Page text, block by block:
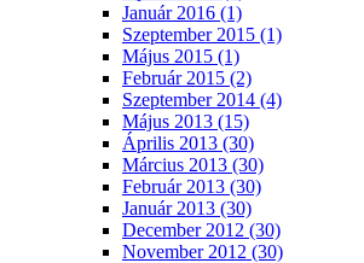
Január 2016 (1)
Szeptember 2015 (1)
Május 2015 (1)
Február 2015 (2)
Szeptember 2014 (4)
Május 2013 (15)
Április 2013 (30)
Március 2013 (30)
Február 2013 (30)
Január 2013 (30)
December 2012 (30)
November 2012 (30)